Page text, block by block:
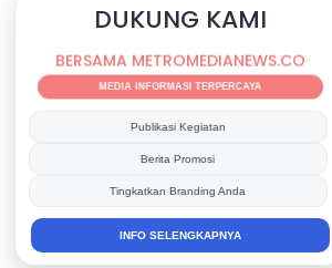
DUKUNG KAMI
BERSAMA METROMEDIANEWS.CO
MEDIA INFORMASI TERPERCAYA
Publikasi Kegiatan
Berita Promosi
Tingkatkan Branding Anda
INFO SELENGKAPNYA